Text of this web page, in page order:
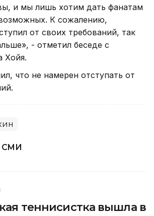
и мы лишь хотим дать фанатам
К сожалению,
от своих требований, так
- отметил беседе с
Хойя.
что не намерен отступать от
СМИ
теннисистка вышла в